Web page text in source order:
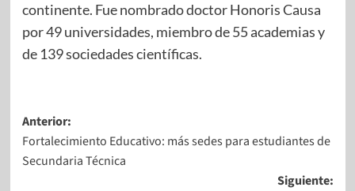
continente. Fue nombrado doctor Honoris Causa
por 49 universidades, miembro de 55 academias y
de 139 sociedades científicas.
Anterior:
Fortalecimiento Educativo: más sedes para estudiantes de
Secundaria Técnica
Siguiente: